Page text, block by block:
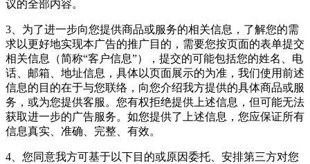
议的全部内容。
3、为了进一步向您提供商品或服务的相关信息，了解您的需
求以更好地实现本广告的推广目的，需要您按页面的表单提交
相关信息（简称“客户信息”），提交的可能包括您的姓名、电
话、邮箱、地址信息，具体以页面展示的为准，我们使用前述
信息的目的在于与您联络，向您介绍我方提供的具体商品或服
务，或为您提供客服。您有权拒绝提供上述信息，但可能无法
获取进一步的广告服务。如您提供了上述信息，您应保证所有
信息真实、准确、完整、有效。
4、您同意我方可基于以下目的或原因委托、安排第三方对您